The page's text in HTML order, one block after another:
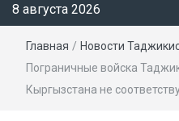
8 августа 2026
Главная / Новости
Пограничные войска
Кыргызстана не